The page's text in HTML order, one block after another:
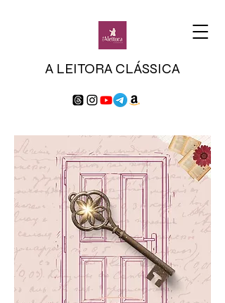
A LEITORA CLÁSSICA